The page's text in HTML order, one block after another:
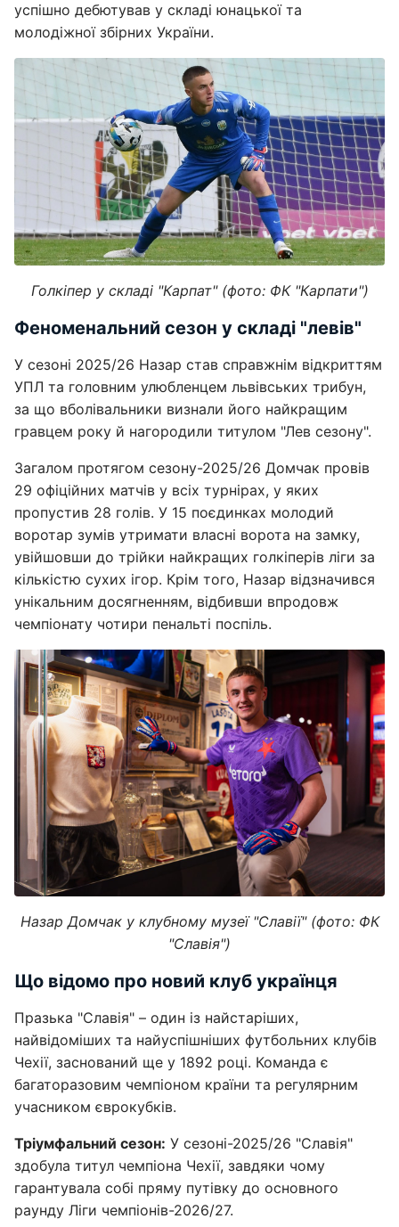
успішно дебютував у складі юнацької та
молодіжної збірних України.
Голкіпер у складі "Карпат" (фото: ФК "Карпати")
Феноменальний сезон у складі "левів"
У сезоні 2025/26 Назар став справжнім відкриттям
УПЛ та головним улюбленцем львівських трибун,
за що вболівальники визнали його найкращим
гравцем року й нагородили титулом "Лев сезону".
Загалом протягом сезону-2025/26 Домчак провів
29 офіційних матчів у всіх турнірах, у яких
пропустив 28 голів. У 15 поєдинках молодий
воротар зумів утримати власні ворота на замку,
увійшовши до трійки найкращих голкіперів ліги за
кількістю сухих ігор. Крім того, Назар відзначився
унікальним досягненням, відбивши впродовж
чемпіонату чотири пенальті поспіль.
Назар Домчак у клубному музеї "Славії" (фото: ФК
"Славія")
Що відомо про новий клуб українця
Празька "Славія" – один із найстаріших,
найвідоміших та найуспішніших футбольних клубів
Чехії, заснований ще у 1892 році. Команда є
багаторазовим чемпіоном країни та регулярним
учасником єврокубків.
Тріумфальний сезон: У сезоні-2025/26 "Славія"
здобула титул чемпіона Чехії, завдяки чому
гарантувала собі пряму путівку до основного
раунду Ліги чемпіонів-2026/27.